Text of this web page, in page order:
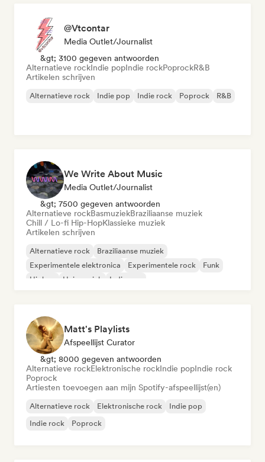
@Vtcontar
Media Outlet/Journalist
&gt; 3100 gegeven antwoorden
Alternatieve rockIndie popIndie rockPoprockR&B
Artikelen schrijven
Alternatieve rock Indie pop Indie rock Poprock R&B
We Write About Music
Media Outlet/Journalist
&gt; 7500 gegeven antwoorden
Alternatieve rockBasmuziekBraziliaanse muziek
Chill / Lo-fi Hip-HopKlassieke muziek
Artikelen schrijven
Alternatieve rock
Braziliaanse muziek
Experimentele elektronica
Experimentele rock
Funk
Hiphop
Huismuziek Indie pop
Matt's Playlists
Afspeellijst Curator
&gt; 8000 gegeven antwoorden
Alternatieve rockElektronische rockIndie popIndie rock
Poprock
Artiesten toevoegen aan mijn Spotify-afspeellijst(en)
Alternatieve rock Elektronische rock
Indie pop
Indie rock
Poprock